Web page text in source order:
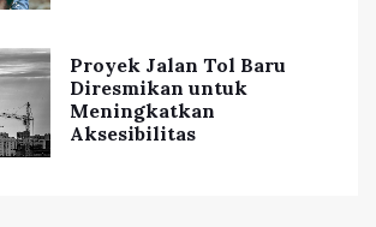
Proyek Jalan Tol Baru
Diresmikan untuk
Meningkatkan
Aksesibilitas